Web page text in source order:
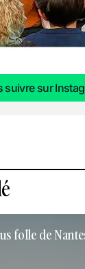
suivre sur
folle de